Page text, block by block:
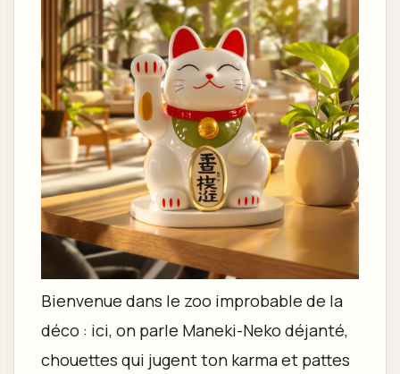
Bienvenue dans le zoo improbable de la
déco : ici, on parle Maneki-Neko déjanté,
chouettes qui jugent ton karma et pattes